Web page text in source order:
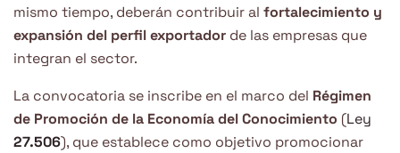
mismo tiempo, deberán contribuir al fortalecimiento y
expansión del perfil exportador de las empresas que
integran el sector.
La convocatoria se inscribe en el marco del Régimen
de Promoción de la Economía del Conocimiento (Ley
27.506), que establece como objetivo promocionar